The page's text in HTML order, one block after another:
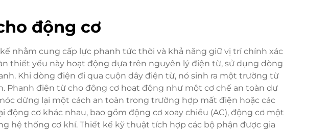
động cơ
nhằm cung cấp lực phanh tức thời và khả năng giữ vị trí chính xác
thiết yếu này hoạt động dựa trên nguyên lý điện từ, sử dụng dòng
Khi dòng điện đi qua cuộn dây điện từ, nó sinh ra một trường từ
Phanh điện từ cho động cơ hoạt động như một cơ chế an toàn dự
dừng lại một cách an toàn trong trường hợp mất điện hoặc các
cơ khác nhau, bao gồm động cơ xoay chiều (AC), động cơ một
hệ thống cơ khí. Thiết kế kỹ thuật tích hợp các bộ phận được gia